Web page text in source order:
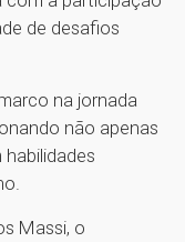
de desafios
na jornada
não apenas
Massi, o